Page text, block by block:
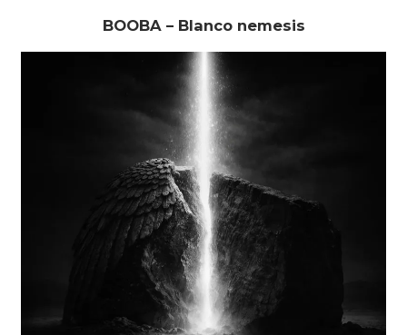
BOOBA – Blanco nemesis